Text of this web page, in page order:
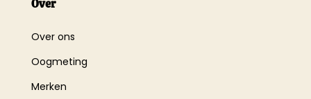
Over
Over ons
Oogmeting
Merken